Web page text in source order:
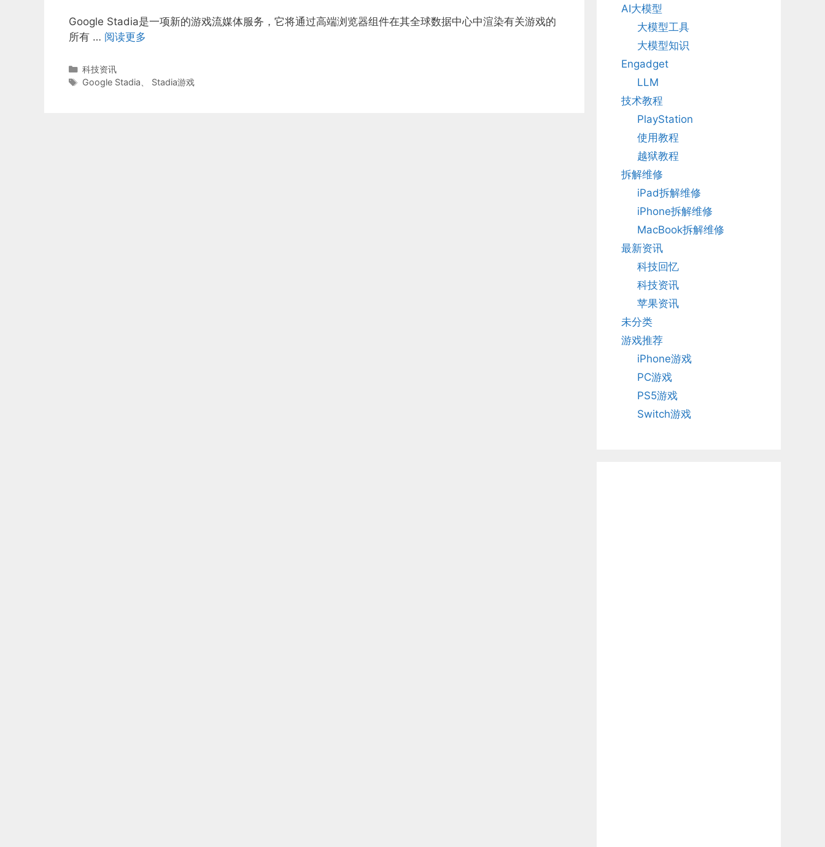
Google Stadia是一项新的游戏流媒体服务，它将通过高端浏览器组件在其全球数据中心中渲染有关游戏的
所有 … 阅读更多
分
类
科技资讯
标
Google Stadia Stadia游戏
AI大模型
大模型工具
大模型知识
Engadget
LLM
技术教程
PlayStation
使用教程
越狱教程
拆解维修
iPad拆解维修
iPhone拆解维修
MacBook拆解维修
最新资讯
科技回忆
科技资讯
苹果资讯
未分类
游戏推荐
iPhone游戏
PC游戏
PS5游戏
Switch游戏